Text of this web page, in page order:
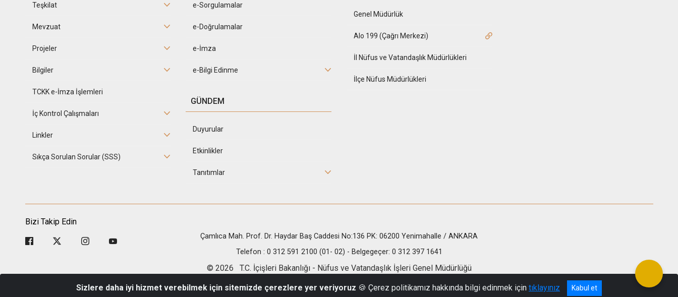
Teşkilat
Mevzuat
Projeler
Bilgiler
TCKK e-İmza İşlemleri
İç Kontrol Çalışmaları
Linkler
Sıkça Sorulan Sorular (SSS)
e-Sorgulamalar
e-Doğrulamalar
e-İmza
e-Bilgi Edinme
GÜNDEM
Duyurular
Etkinlikler
Tanıtımlar
Genel Müdürlük
Alo 199 (Çağrı Merkezi)
İl Nüfus ve Vatandaşlık Müdürlükleri
İlçe Nüfus Müdürlükleri
Bizi Takip Edin
Çamlıca Mah. Prof. Dr. Haydar Baş Caddesi No:136 PK: 06200 Yenimahalle / ANKARA
Telefon : 0 312 591 2100 (01- 02) - Belgegeçer: 0 312 397 1641
© 2026 T.C. İçişleri Bakanlığı - Nüfus ve Vatandaşlık İşleri Genel Müdürlüğü
Sizlere daha iyi hizmet verebilmek için sitemizde çerezlere yer veriyoruz 🍪 Çerez politikamız hakkında bilgi edinmek için tıklayınız Kabul et